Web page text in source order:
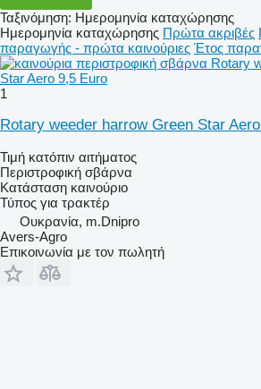
Ταξινόμηση: Ημερομηνία καταχώρησης
Ημερομηνία καταχώρησης Πρώτα ακριβές
παραγωγής - πρώτα καινούριες Έτος
1
Rotary weeder harrow Green Star
Τιμή κατόπιν αιτήματος
Περιστροφική σβάρνα
Κατάσταση καινούριο
Τύπος για τρακτέρ
Ουκρανία, m.Dnipro
Avers-Agro
Επικοινωνία με τον πωλητή